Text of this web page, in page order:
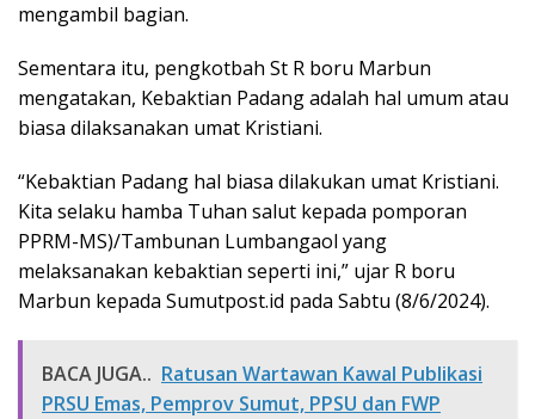
mengambil bagian.
Sementara itu, pengkotbah St R boru Marbun
mengatakan, Kebaktian Padang adalah hal umum atau
biasa dilaksanakan umat Kristiani.
“Kebaktian Padang hal biasa dilakukan umat Kristiani.
Kita selaku hamba Tuhan salut kepada pomporan
PPRM-MS)/Tambunan Lumbangaol yang
melaksanakan kebaktian seperti ini,” ujar R boru
Marbun kepada Sumutpost.id pada Sabtu (8/6/2024).
BACA JUGA.. Ratusan Wartawan Kawal Publikasi
PRSU Emas, Pemprov Sumut, PPSU dan FWP